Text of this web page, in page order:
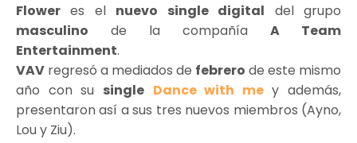
Flower es el nuevo single digital del grupo
masculino de la compañía A Team
Entertainment.
VAV regresó a mediados de febrero de este mismo
año con su single Dance with mey además,
presentaron así a sus tres nuevos miembros (Ayno,
Lou y Ziu).